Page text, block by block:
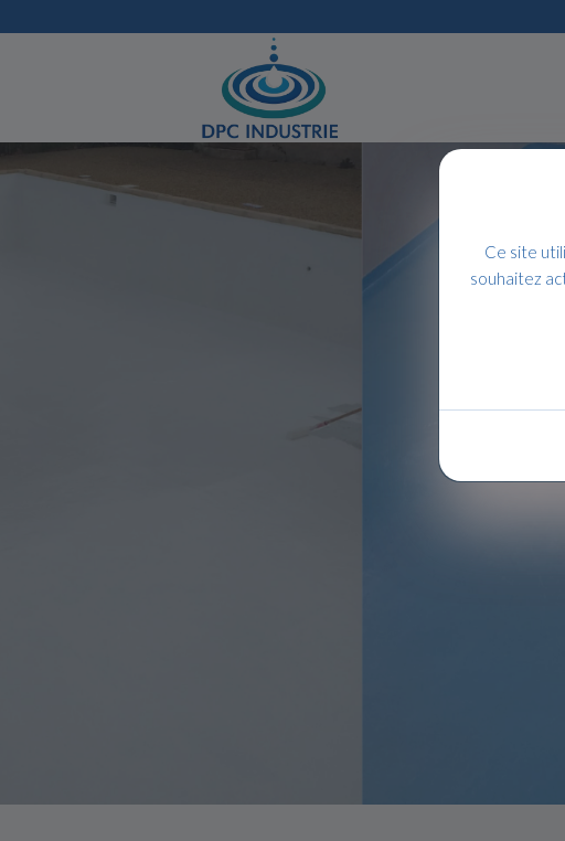
Ce site
souhaitez